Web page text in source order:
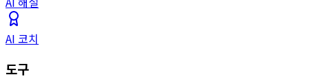
AI 코치
도구